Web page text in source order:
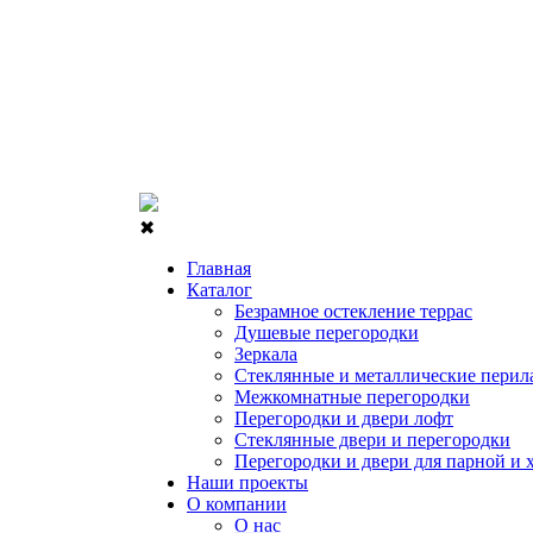
✖
Главная
Каталог
Безрамное остекление террас
Душевые перегородки
Зеркала
Стеклянные и металлические
Межкомнатные перегородки
Перегородки и двери лофт
Стеклянные двери и перегородки
Перегородки и двери для парной и
Наши проекты
О компании
О нас